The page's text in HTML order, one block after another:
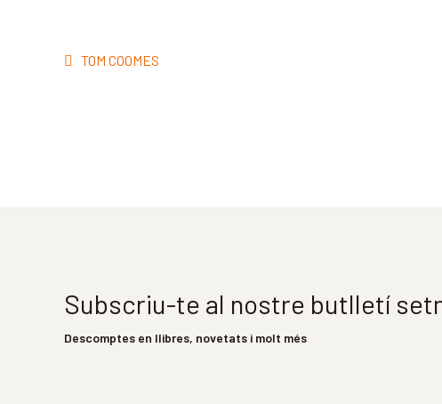
Navegació
Entrada
TOM COOMES
Subscriu-te al nostre butlletí
Descomptes en llibres, novetats i molt més